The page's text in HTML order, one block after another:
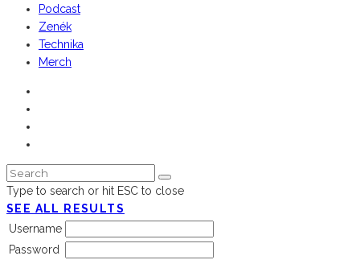
Podcast
Zenék
Technika
Merch
Type to search or hit ESC to close
SEE ALL RESULTS
Username
Password